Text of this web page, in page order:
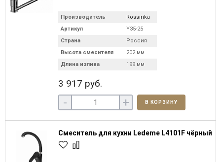
Производитель
Rossinka
Артикул
Y35-25
Страна
Россия
Высота смесителя
202 мм
Длина излива
199 мм
3 917 руб.
- + В КОРЗИНУ
Смеситель для кухни Ledeme L4101F чёрный